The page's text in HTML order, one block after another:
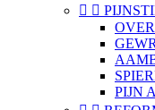
 
PIJN